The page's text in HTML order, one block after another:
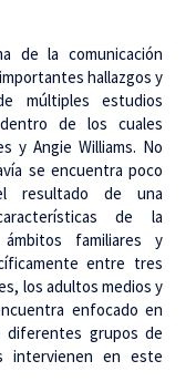
de la comunicación
hallazgos y
múltiples estudios
de los cuales
y Angie Williams. No
se encuentra poco
resultado de una
de la
ámbitos familiares y
entre tres
los adultos medios y
enfocado en
diferentes grupos de
intervienen en este